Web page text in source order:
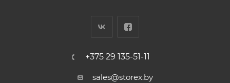
+375 29 135-51-11
sales@storex.by